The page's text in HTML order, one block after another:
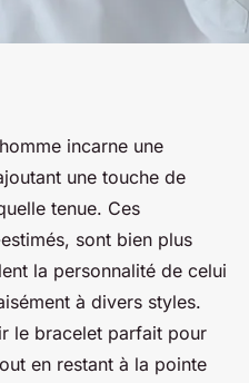
perle :
à portée de
de lecture
incarne une
une touche de
tenue. Ces
sont bien plus
la personnalité de celui
à divers styles.
le bracelet parfait pour
en restant à la pointe